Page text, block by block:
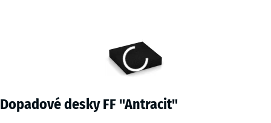
Dopadové desky FF "Antracit"